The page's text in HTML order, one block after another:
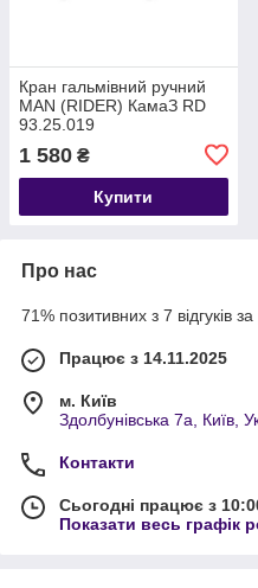
Кран гальмівний ручний
MAN (RIDER) КамаЗ RD
93.25.019
1 580 ₴
Купити
Про нас
71% позитивних з 7 відгуків за
Працює з 14.11.2025
м. Київ
Здолбунівська 7а, Київ,
Контакти
Сьогодні працює з
Показати весь графік